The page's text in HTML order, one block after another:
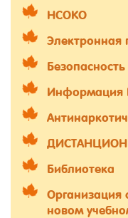
НСОКО
Электронная
Безопасность
Информация
Библиотека
Организация
новом